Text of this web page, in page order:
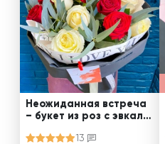
Неожиданная встреча
– букет из роз с эвкали
13